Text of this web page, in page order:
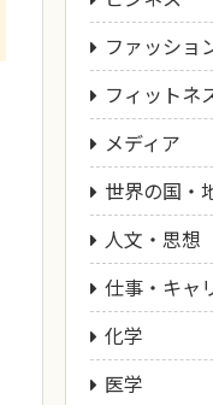
ファッショ
フィットネ
メディア
世界の国・
人文・思想
仕事・キャ
化学
医学